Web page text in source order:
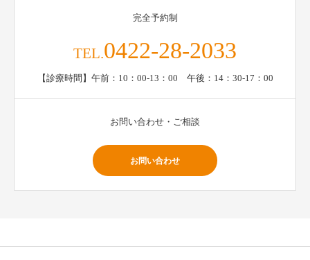
完全予約制
TEL.0422-28-2033
【診療時間】午前：10：00-13：00 午後：14：30-17：00
お問い合わせ・ご相談
お問い合わせ